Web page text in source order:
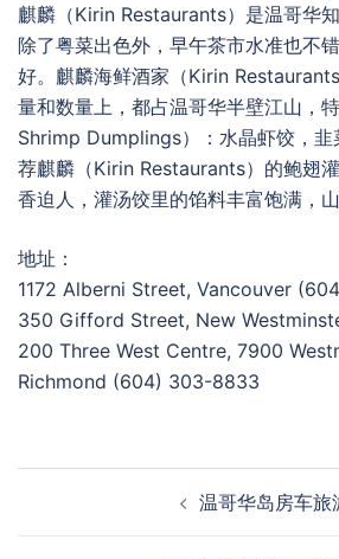
麒麟（Kirin Restaurants）是温哥华
除了粤菜出色外，早午茶市水准也不
好。麒麟海鲜酒家（Kirin
量和数量上，都占温哥华半壁江山，
Shrimp Dumplings）：水晶虾饺，韭
荐麒麟（Kirin Restaurants）的鲍翅
香迫人，灌汤饺里的馅料丰富饱满，
地址：
1172 Alberni Street, Vancouver
350 Gifford Street, New
200 Three West Centre, 7900
Richmond (604) 303-8833
温哥华岛房车旅